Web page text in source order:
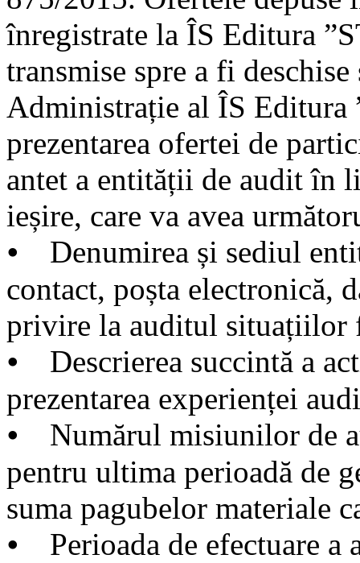
înregistrate la ÎS Editura
transmise spre a fi
Administrație al ÎS Editura
prezentarea ofertei de
antet a entității de audit în
ieșire, care va avea
⦁ Denumirea și sediul
contact, poșta electronică,
privire la auditul situațiilor
⦁ Descrierea succintă a
prezentarea experienței
⦁ Numărul misiunilor de
pentru ultima perioadă de
suma pagubelor materiale
⦁ Perioada de efectuare a